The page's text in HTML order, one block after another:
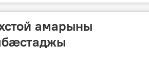
амарыны